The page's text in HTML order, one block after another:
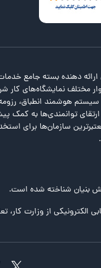
دهنده بسته جامع
مختلف نمایشگاه‌های کار
سیستم هوشمند انطباق،
توانمندی‌ها به کمک
سازمان‌ها برای
بنیان شناخته شده است.
الکترونیکی از وزارت کار،